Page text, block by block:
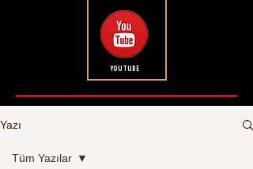
YOUTUBE
Yazı
Tüm Yazılar